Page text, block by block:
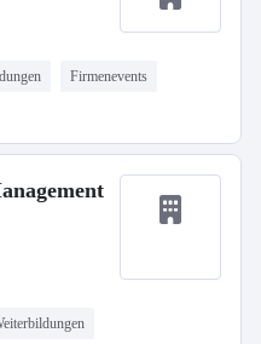
Firmenevents